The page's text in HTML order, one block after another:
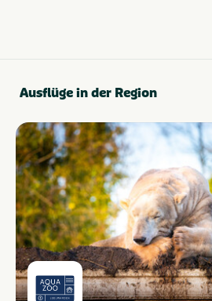
Ausflüge in der Region